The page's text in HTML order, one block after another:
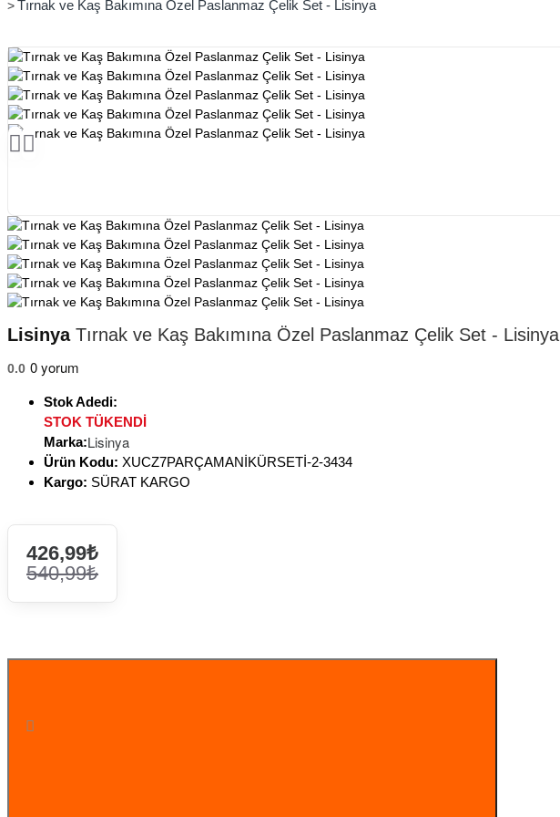
Tırnak ve Kaş Bakımına Özel Paslanmaz Çelik Set - Lisinya
LisinyaTırnak ve Kaş Bakımına Özel Paslanmaz Çelik Set - Lisinya
0.0 0 yorum
Stok Adedi:
STOK TÜKENDİ
Marka:Lisinya
Ürün Kodu: XUCZ7PARÇAMANİKÜRSETİ-2-3434
Kargo: SÜRAT KARGO
426,99₺
540,99₺